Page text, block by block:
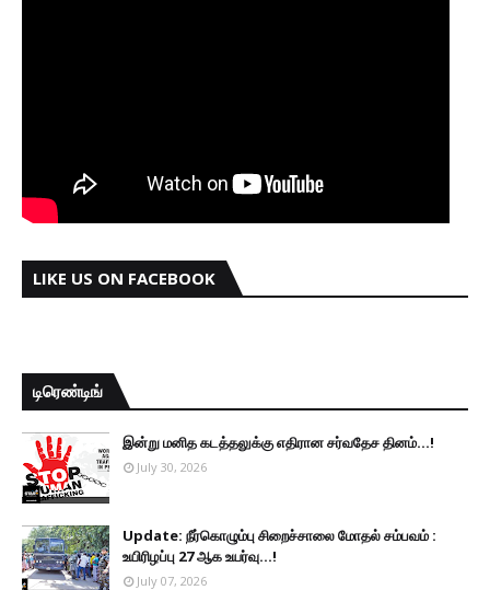
LIKE US ON FACEBOOK
டிரெண்டிங்
இன்று மனித கடத்தலுக்கு எதிரான சர்வதேச தினம்...!
July 30, 2026
Update: நீர்கொழும்பு சிறைச்சாலை மோதல் சம்பவம் :
உயிரிழப்பு 27 ஆக உயர்வு...!
July 07, 2026